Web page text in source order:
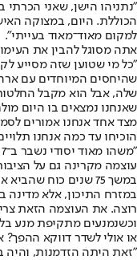
"נתניהו הישן, שאני
הכוללת. היום, במצוקה
למקום מאוד־מאוד בעייתי".
אתה מסוגל להבין את
"כל מי שטוען שזה מסייע
שהיחסים המיוחדים עם
שלה, אבל הוא מקבל
שאנחנו נמצאים בו היום
מצד אחד אנחנו אמורים
הוכיחו עד כמה אנחנו
עוצמה מקרינה גם על
במשך 75 שנים כוח
במזרח התיכון, אלא מדינה
רוצה. את העוצמה הזאת
או אולי לשדר דווקא
"זאת היתה הזדמנות, והיה